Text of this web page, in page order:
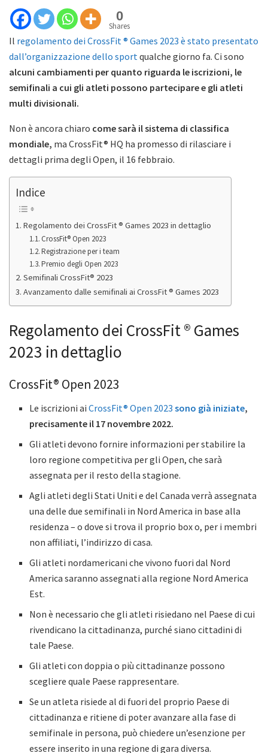
0
Shares
Il regolamento dei CrossFit ® Games 2023 è stato presentato
dall’organizzazione dello sport qualche giorno fa. Ci sono
alcuni cambiamenti per quanto riguarda le iscrizioni, le
semifinali a cui gli atleti possono partecipare e gli atleti
multi divisionali.
Non è ancora chiaro come sarà il sistema di classifica
mondiale, ma CrossFit® HQ ha promesso di rilasciare i
dettagli prima degli Open, il 16 febbraio.
Indice
Regolamento dei CrossFit ® Games 2023 in dettaglio
CrossFit® Open 2023
Registrazione per i team
Premio degli Open 2023
Semifinali CrossFit® 2023
Avanzamento dalle semifinali ai CrossFit ® Games 2023
Regolamento dei CrossFit ® Games
2023 in dettaglio
CrossFit® Open 2023
Le iscrizioni aiCrossFit® Open 2023 sono già iniziate,
precisamente il 17 novembre 2022.
Gli atleti devono fornire informazioni per stabilire la
loro regione competitiva per gli Open, che sarà
assegnata per il resto della stagione.
Agli atleti degli Stati Uniti e del Canada verrà assegnata
una delle due semifinali in Nord America in base alla
residenza – o dove si trova il proprio box o, per i membri
non affiliati, l’indirizzo di casa.
Gli atleti nordamericani che vivono fuori dal Nord
America saranno assegnati alla regione Nord America
Est.
Non è necessario che gli atleti risiedano nel Paese di cui
rivendicano la cittadinanza, purché siano cittadini di
tale Paese.
Gli atleti con doppia o più cittadinanze possono
scegliere quale Paese rappresentare.
Se un atleta risiede al di fuori del proprio Paese di
cittadinanza e ritiene di poter avanzare alla fase di
semifinale in persona, può chiedere un’esenzione per
essere inserito in una regione di gara diversa.